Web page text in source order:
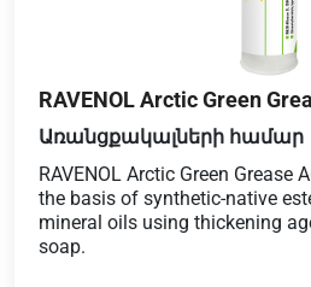
RAVENOL Arctic Green
Առանցքակալների համար
RAVENOL Arctic Green Grease
the basis of synthetic-native
mineral oils using thickening
soap.